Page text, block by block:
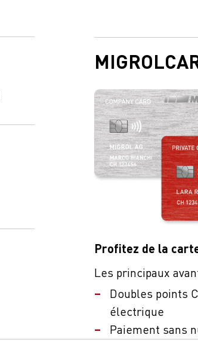
Profitez de la
Les principaux
Doubles points
électrique
Paiement sans